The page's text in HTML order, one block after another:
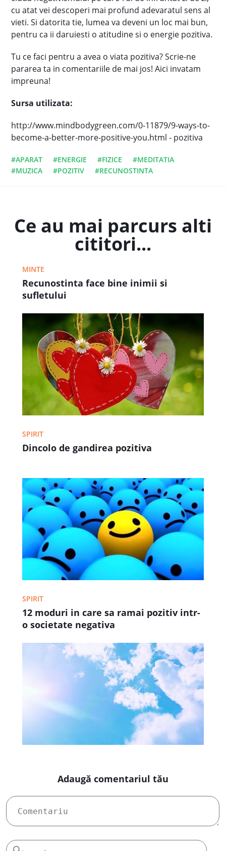
cu atat vei descoperi mai profund adevaratul sens al
vieti. Si datorita tie, lumea va deveni un loc mai bun,
pentru ca ii daruiesti o atitudine si o energie pozitiva.
Tu ce faci pentru a avea o viata pozitiva? Scrie-ne
pararea ta in comentariile de mai jos! Aici invatam
impreuna!
Sursa utilizata:
http://www.mindbodygreen.com/0-11879/9-ways-to-
become-a-better-more-positive-you.html - pozitiva
#APARAT #ENERGIE #FIZICE
#MEDITATIA
#MUZICA
#POZITIV #RECUNOSTINTA
Ce au mai parcurs alti
cititori...
MINTE
Recunostinta face bine inimii si
sufletului
SPIRIT
Dincolo de gandirea pozitiva
SPIRIT
12 moduri in care sa ramai pozitiv intr-
o societate negativa
Adaugă comentariul tău